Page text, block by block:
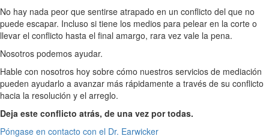
No hay nada peor que sentirse atrapado en un conflicto del que no
puede escapar. Incluso si tiene los medios para pelear en la corte o
llevar el conflicto hasta el final amargo, rara vez vale la pena.
Nosotros podemos ayudar.
Hable con nosotros hoy sobre cómo nuestros servicios de mediación
pueden ayudarlo a avanzar más rápidamente a través de su conflicto
hacia la resolución y el arreglo.
Deja este conflicto atrás, de una vez por todas.
Póngase en contacto con el Dr. Earwicker